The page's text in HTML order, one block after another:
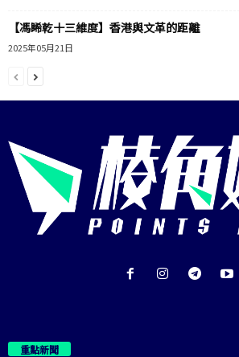
【馮睎乾十三維度】香港與文革的距離
2025年05月21日
重點新聞